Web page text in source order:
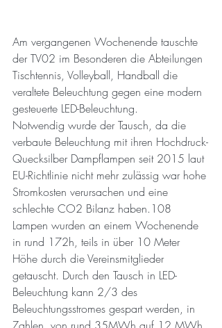
Am vergangenen Wochenende tauschte
der TV02 im Besonderen die Abteilungen
Tischtennis, Volleyball, Handball die
veraltete Beleuchtung gegen eine modern
gesteuerte LED-Beleuchtung.
Notwendig wurde der Tausch, da die
verbaute Beleuchtung mit ihren Hochdruck-
Quecksilber Dampflampen seit 2015 laut
EU-Richtlinie nicht mehr zulässig war hohe
Stromkosten verursachen und eine
schlechte CO2 Bilanz haben.108
Lampen wurden an einem Wochenende
in rund 172h, teils in über 10 Meter
Höhe durch die Vereinsmitglieder
getauscht. Durch den Tausch in LED-
Beleuchtung kann 2/3 des
Beleuchtungsstromes gespart werden, in